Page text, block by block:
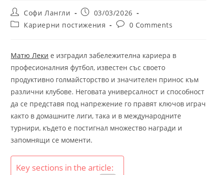
Post
author:
Софи Лангли
Post
published:
03/03/2026
PostКариерни постижения
Post0 Comments
Матю Леки е изградил забележителна кариера в
професионалния футбол, известен със своето
продуктивно голмайсторство и значителен принос към
различни клубове. Неговата универсалност и способност
да се представя под напрежение го правят ключов играч
както в домашните лиги, така и в международните
турнири, където е постигнал множество награди и
запомнящи се моменти.
Key sections in the article: